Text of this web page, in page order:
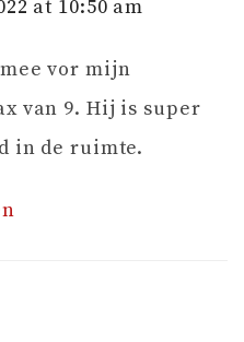
at 10:50 am
vor mijn
van 9. Hij is super
in de ruimte.